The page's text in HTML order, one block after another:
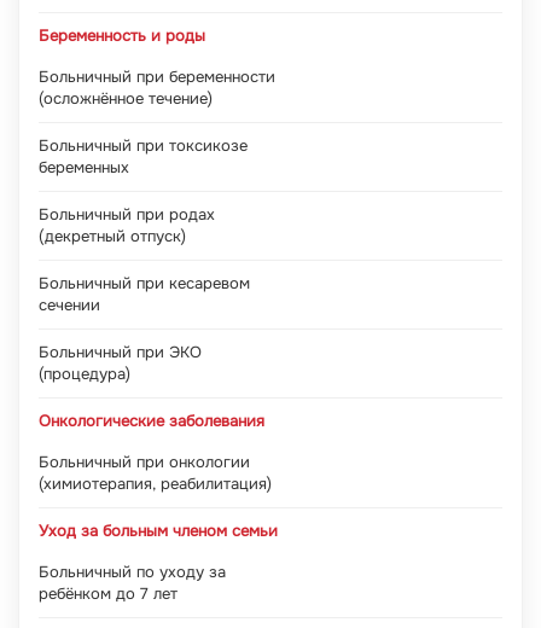
Беременность и роды
Больничный при беременности
(осложнённое течение)
Больничный при токсикозе
беременных
Больничный при родах
(декретный отпуск)
Больничный при кесаревом
сечении
Больничный при ЭКО
(процедура)
Онкологические заболевания
Больничный при онкологии
(химиотерапия, реабилитация)
Уход за больным членом семьи
Больничный по уходу за
ребёнком до 7 лет